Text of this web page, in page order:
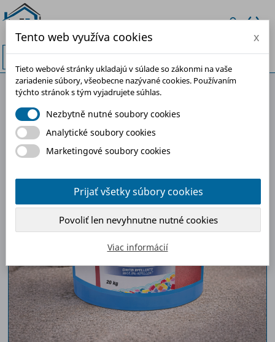
 
Tento web využíva cookies x
Tieto webové stránky ukladajú v súlade so zákonmi na vaše
zariadenie súbory, všeobecne nazývané cookies. Používaním
týchto stránok s tým vyjadrujete súhlas.
Nezbytně nutné soubory cookies
Analytické soubory cookies
Marketingové soubory cookies
Prijať všetky súbory cookies
Povoliť len nevyhnutne nutné cookies
Viac informácií